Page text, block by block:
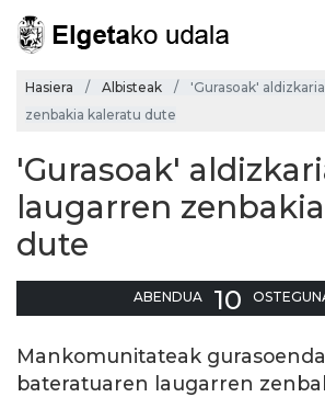
Hasiera Albisteak
'Gurasoak'
zenbakia kaleratu dute
'Gurasoak'
laugarren
dute
ABENDUA 10
Mankomunitateak
bateratuaren laugarren